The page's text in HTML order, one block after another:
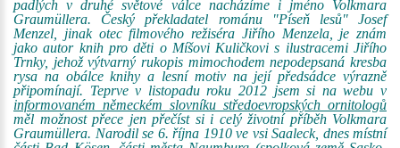
padlých v druhé světové válce nacházíme i jméno Volkmara
Graumüllera. Český překladatel románu "Píseň lesů" Josef
Menzel, jinak otec filmového režiséra Jiřího Menzela, je znám
jako autor knih pro děti o Míšovi Kuličkovi s ilustracemi Jiřího
Trnky, jehož výtvarný rukopis mimochodem nepodepsaná kresba
rysa na obálce knihy a lesní motiv na její předsádce výrazně
připomínají. Teprve v listopadu roku 2012 jsem si na webu v
informovaném německém slovníku středoevropských ornitologů
měl možnost přece jen přečíst si i celý životní příběh Volkmara
Graumüllera. Narodil se 6. října 1910 ve vsi Saaleck, dnes místní